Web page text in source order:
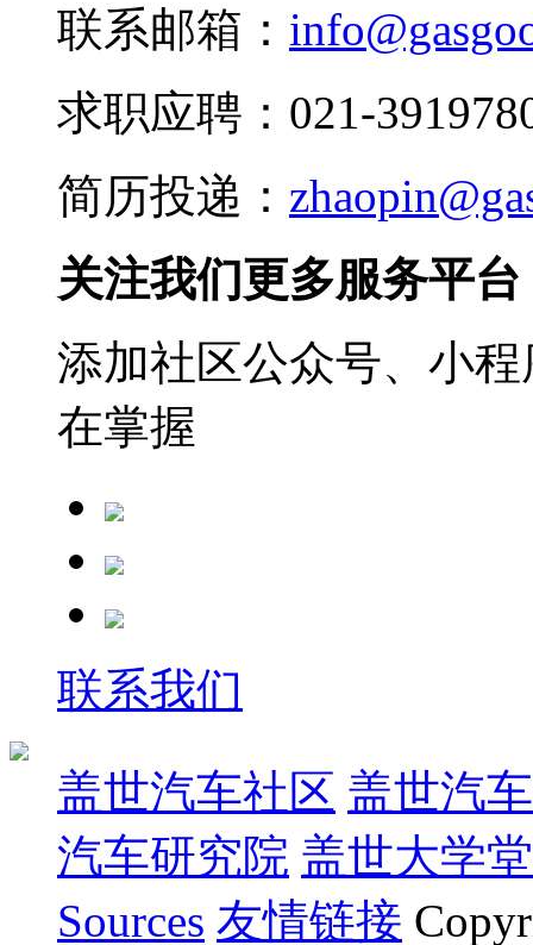
联系邮箱：
求职应聘：021-
简历投递：
关注我们更多服务平台
添加社区公众号、小
在掌握
联系我们
盖世汽车社区 盖世汽
汽车研究院 盖世大学堂
Sources 友情链接